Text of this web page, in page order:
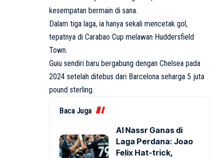
kesempatan bermain di sana.
Dalam tiga laga, ia hanya sekali mencetak gol,
tepatnya di Carabao Cup melawan Huddersfield
Town.
Guiu sendiri baru bergabung dengan Chelsea pada
2024 setelah ditebus dari Barcelona seharga 5 juta
pound sterling.
Baca Juga
Al Nassr Ganas di
Laga Perdana: Joao
Felix Hat-trick,